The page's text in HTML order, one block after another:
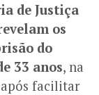
de Justiça
os
do
33 anos, na
facilitar